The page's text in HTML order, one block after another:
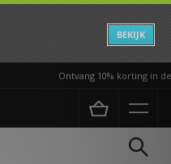
BEKIJK
Ontvang 10% korting in de